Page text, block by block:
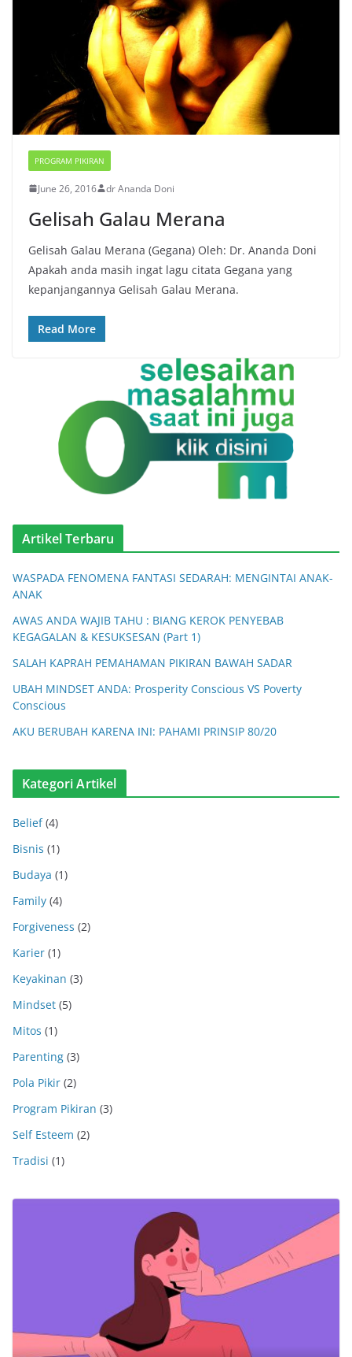
PROGRAM PIKIRAN
June 26, 2016 dr Ananda Doni
Gelisah Galau Merana
Gelisah Galau Merana (Gegana) Oleh: Dr. Ananda Doni
Apakah anda masih ingat lagu citata Gegana yang
kepanjangannya Gelisah Galau Merana.
Read More
Artikel Terbaru
WASPADA FENOMENA FANTASI SEDARAH: MENGINTAI ANAK-
ANAK
AWAS ANDA WAJIB TAHU : BIANG KEROK PENYEBAB
KEGAGALAN & KESUKSESAN (Part 1)
SALAH KAPRAH PEMAHAMAN PIKIRAN BAWAH SADAR
UBAH MINDSET ANDA: Prosperity Conscious VS Poverty
Conscious
AKU BERUBAH KARENA INI: PAHAMI PRINSIP 80/20
Kategori Artikel
Belief(4)
Bisnis (1)
Budaya (1)
Family (4)
Forgiveness (2)
Karier (1)
Keyakinan (3)
Mindset (5)
Mitos (1)
Parenting (3)
Pola Pikir (2)
Program Pikiran (3)
Self Esteem (2)
Tradisi (1)